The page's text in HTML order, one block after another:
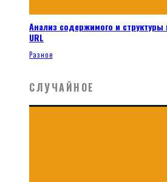
Анализ содержимого и структуры
URL
Разное
СЛУЧАЙНОЕ